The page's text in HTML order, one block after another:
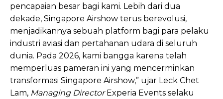
pencapaian besar bagi kami. Lebih dari dua
dekade, Singapore Airshow terus berevolusi,
menjadikannya sebuah platform bagi para pelaku
industri aviasi dan pertahanan udara di seluruh
dunia. Pada 2026, kami bangga karena telah
memperluas pameran ini yang mencerminkan
transformasi Singapore Airshow,” ujar Leck Chet
Lam, Managing DirectorExperia Events selaku